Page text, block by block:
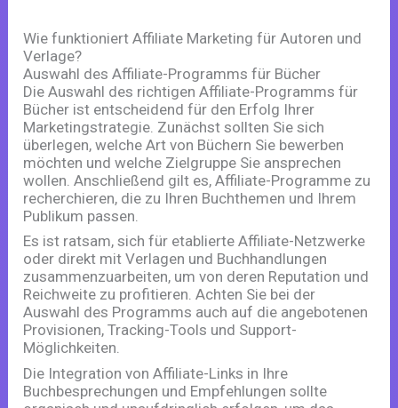
Wie funktioniert Affiliate Marketing für Autoren und
Verlage?
Auswahl des Affiliate-Programms für Bücher
Die Auswahl des richtigen Affiliate-Programms für
Bücher ist entscheidend für den Erfolg Ihrer
Marketingstrategie. Zunächst sollten Sie sich
überlegen, welche Art von Büchern Sie bewerben
möchten und welche Zielgruppe Sie ansprechen
wollen. Anschließend gilt es, Affiliate-Programme zu
recherchieren, die zu Ihren Buchthemen und Ihrem
Publikum passen.
Es ist ratsam, sich für etablierte Affiliate-Netzwerke
oder direkt mit Verlagen und Buchhandlungen
zusammenzuarbeiten, um von deren Reputation und
Reichweite zu profitieren. Achten Sie bei der
Auswahl des Programms auch auf die angebotenen
Provisionen, Tracking-Tools und Support-
Möglichkeiten.
Die Integration von Affiliate-Links in Ihre
Buchbesprechungen und Empfehlungen sollte